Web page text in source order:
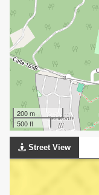
200 m
500 ft
Street View